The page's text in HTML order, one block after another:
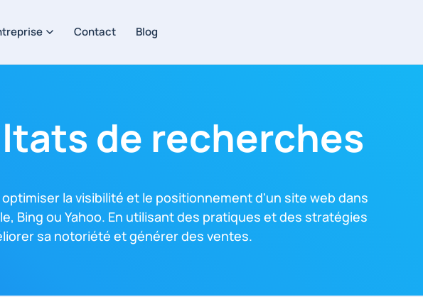
Contact Blog
de recherches
la visibilité et le positionnement d'un site web dans
Bing ou Yahoo. En utilisant des pratiques et des stratégies
sa notoriété et générer des ventes.